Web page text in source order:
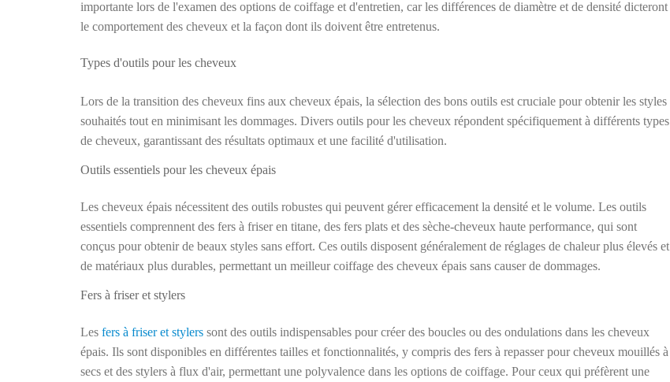
importante lors de l'examen des options de coiffage et d'entretien, car les différences de diamètre et de densité dicteront
le comportement des cheveux et la façon dont ils doivent être entretenus.
Types d'outils pour les cheveux
Lors de la transition des cheveux fins aux cheveux épais, la sélection des bons outils est cruciale pour obtenir les styles
souhaités tout en minimisant les dommages. Divers outils pour les cheveux répondent spécifiquement à différents types
de cheveux, garantissant des résultats optimaux et une facilité d'utilisation.
Outils essentiels pour les cheveux épais
Les cheveux épais nécessitent des outils robustes qui peuvent gérer efficacement la densité et le volume. Les outils
essentiels comprennent des fers à friser en titane, des fers plats et des sèche-cheveux haute performance, qui sont
conçus pour obtenir de beaux styles sans effort. Ces outils disposent généralement de réglages de chaleur plus élevés et
de matériaux plus durables, permettant un meilleur coiffage des cheveux épais sans causer de dommages.
Fers à friser et stylers
Les fers à friser et stylers sont des outils indispensables pour créer des boucles ou des ondulations dans les cheveux
épais. Ils sont disponibles en différentes tailles et fonctionnalités, y compris des fers à repasser pour cheveux mouillés à
secs et des stylers à flux d'air, permettant une polyvalence dans les options de coiffage. Pour ceux qui préfèrent une